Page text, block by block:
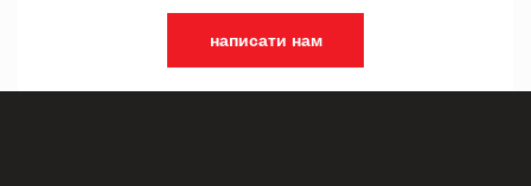
написати нам